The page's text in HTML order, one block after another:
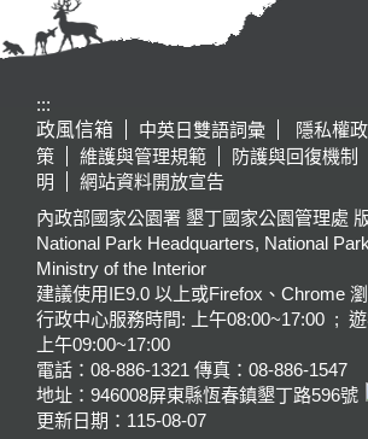
:::
政風信箱
中英日雙語詞彙 隱私權
策
維護與管理規範 防護與回復機制
明
網站資料開放宣告
內政部國家公園署 墾丁國家公園管理處
National Park Headquarters, National
Ministry of the Interior
建議使用IE9.0 以上或Firefox、Chrome
行政中心服務時間: 上午08:00~17:00 ;
上午09:00~17:00
電話：08-886-1321 傳真：08-886-1547
地址：946008屏東縣恆春鎮墾丁路596號
更新日期： 115-08-07